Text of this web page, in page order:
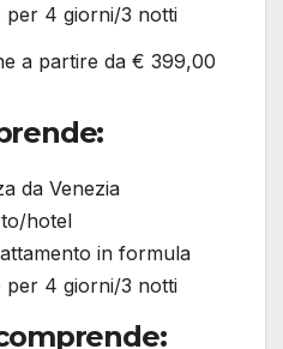
per 4 giorni/3 notti
a partire da € 399,00
da Venezia
hotel
in formula
per 4 giorni/3 notti